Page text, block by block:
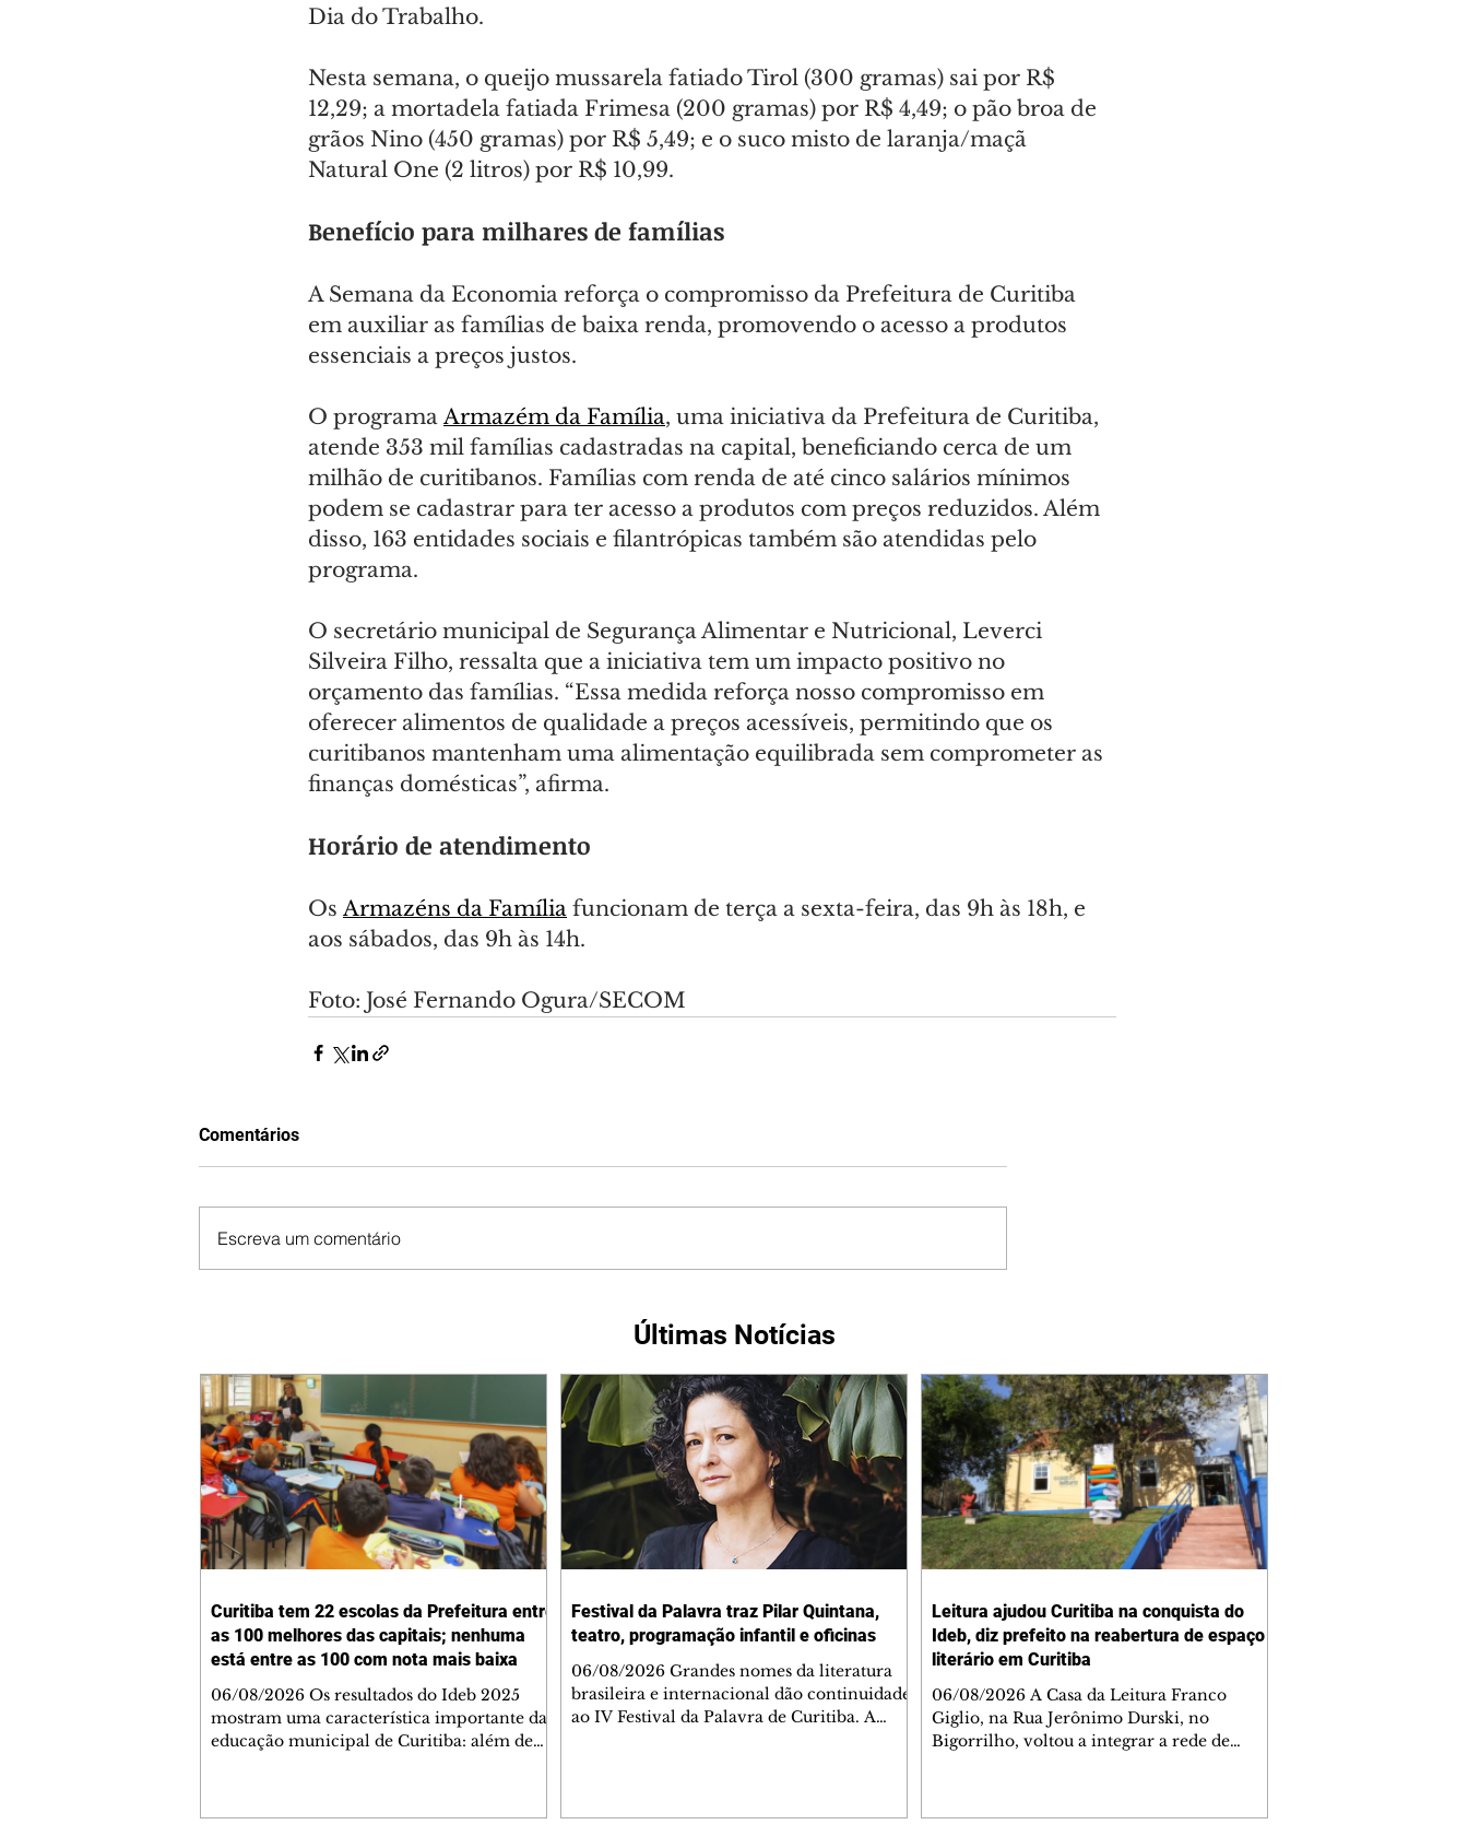
Dia do Trabalho.
Nesta semana, o queijo mussarela fatiado Tirol (300 gramas) sai por R$
12,29; a mortadela fatiada Frimesa (200 gramas) por R$ 4,49; o pão broa de
grãos Nino (450 gramas) por R$ 5,49; e o suco misto de laranja/maçã
Natural One (2 litros) por R$ 10,99.
Benefício para milhares de famílias
A Semana da Economia reforça o compromisso da Prefeitura de Curitiba
em auxiliar as famílias de baixa renda, promovendo o acesso a produtos
essenciais a preços justos.
O programa Armazém da Família, uma iniciativa da Prefeitura de Curitiba,
atende 353 mil famílias cadastradas na capital, beneficiando cerca de um
milhão de curitibanos. Famílias com renda de até cinco salários mínimos
podem se cadastrar para ter acesso a produtos com preços reduzidos. Além
disso, 163 entidades sociais e filantrópicas também são atendidas pelo
programa.
O secretário municipal de Segurança Alimentar e Nutricional, Leverci
Silveira Filho, ressalta que a iniciativa tem um impacto positivo no
orçamento das famílias. “Essa medida reforça nosso compromisso em
oferecer alimentos de qualidade a preços acessíveis, permitindo que os
curitibanos mantenham uma alimentação equilibrada sem comprometer as
finanças domésticas”, afirma.
Horário de atendimento
Os Armazéns da Família funcionam de terça a sexta-feira, das 9h às 18h, e
aos sábados, das 9h às 14h.
Foto: José Fernando Ogura/SECOM
Comentários
Escreva um comentário
Últimas Notícias
Curitiba tem 22 escolas da Prefeitura entre
as 100 melhores das capitais; nenhuma
está entre as 100 com nota mais baixa
06/08/2026 Os resultados do Ideb 2025
mostram uma característica importante da
educação municipal de Curitiba: além de
Festival da Palavra traz Pilar Quintana,
teatro, programação infantil e oficinas
06/08/2026 Grandes nomes da literatura
brasileira e internacional dão continuidade
ao IV Festival da Palavra de Curitiba. A
Leitura ajudou Curitiba na conquista do
Ideb, diz prefeito na reabertura de espaço
literário em Curitiba
06/08/2026 A Casa da Leitura Franco
Giglio, na Rua Jerônimo Durski, no
Bigorrilho, voltou a integrar a rede de